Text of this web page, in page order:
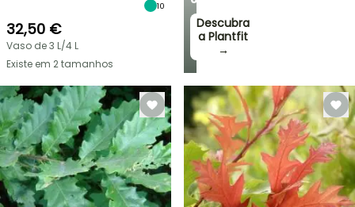
Descubra
a Plantfit
→
10
32,50 €
Vaso de 3 L/4 L
Existe em 2 tamanhos